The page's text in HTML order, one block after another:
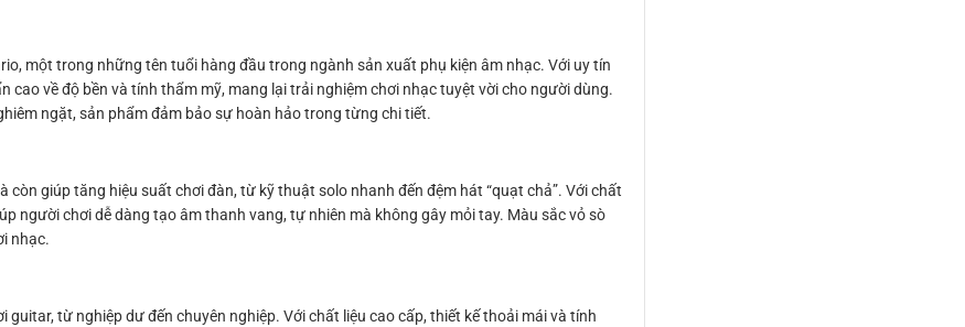
một trong những tên tuổi hàng đầu trong ngành sản xuất phụ kiện âm nhạc. Với uy tín
về độ bền và tính thẩm mỹ, mang lại trải nghiệm chơi nhạc tuyệt vời cho người dùng.
ngặt, sản phẩm đảm bảo sự hoàn hảo trong từng chi tiết.
còn giúp tăng hiệu suất chơi đàn, từ kỹ thuật solo nhanh đến đệm hát “quạt chả”. Với chất
người chơi dễ dàng tạo âm thanh vang, tự nhiên mà không gây mỏi tay. Màu sắc vỏ sò
nhạc.
guitar, từ nghiệp dư đến chuyên nghiệp. Với chất liệu cao cấp, thiết kế thoải mái và tính